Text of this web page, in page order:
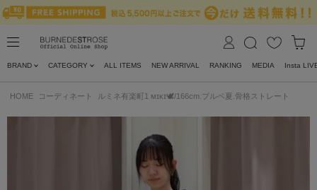
BRAND CATEGORY ALL ITEMS NEW ARRIVAL RANKING MEDIA Insta
HOME コーディネート ルミネ有楽町1 ᴍɪᴋɪ🕊/166cm.ブルベ夏.骨格ストレート